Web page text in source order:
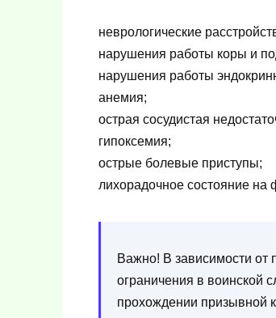
неврологические
нарушения работы коры и
нарушения работы
анемия;
острая сосудистая
гипоксемия;
острые болевые приступы;
лихорадочное состояние
Важно! В зависимости от
ограничения в воинской
прохождении призывной